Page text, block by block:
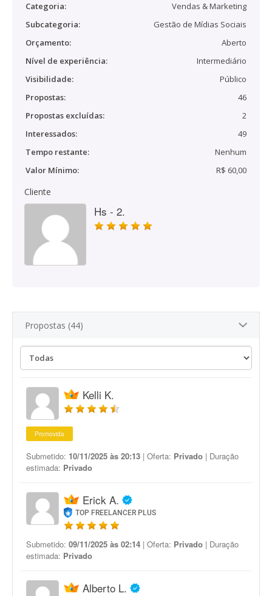
Categoria:
Vendas & Marketing
Subcategoria:
Gestão de Mídias Sociais
Orçamento:
Aberto
Nível de experiência:
Intermediário
Visibilidade:
Público
Propostas:
46
Propostas excluídas:
2
Interessados:
49
Tempo restante:
Nenhum
Valor Mínimo:
R$ 60,00
Cliente
Hs - 2.
Propostas (44)
Kelli K.
Promovida
Submetido: 10/11/2025 às 20:13 | Oferta: Privado | Duração
estimada: Privado
Erick A.
TOP FREELANCER PLUS
Submetido: 09/11/2025 às 02:14 | Oferta: Privado | Duração
estimada: Privado
Alberto L.